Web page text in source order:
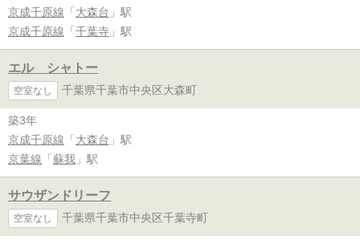
京成千原線 「 大森台 」駅
京成千原線 「 千葉寺 」駅
エル シャトー
空室なし 千葉県千葉市中央区大森町
築3年
京成千原線 「 大森台 」駅
京葉線 「 蘇我 」駅
サウザンドリーフ
空室なし 千葉県千葉市中央区千葉寺町